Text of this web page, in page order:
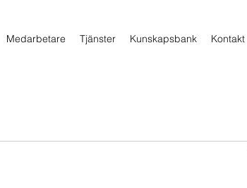
Medarbetare Tjänster Kunskapsbank Kontakt